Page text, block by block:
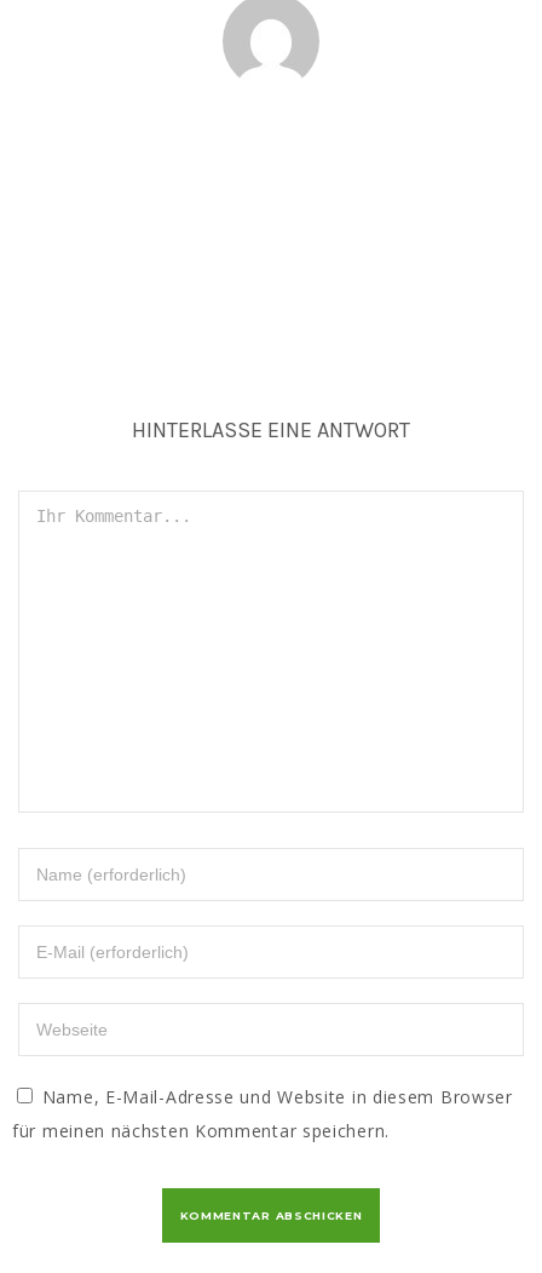
HINTERLASSE EINE ANTWORT
Name, E-Mail-Adresse und Website in diesem Browser
für meinen nächsten Kommentar speichern.